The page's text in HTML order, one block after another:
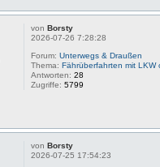
vonBorsty
2026-07-26 7:28:28
Forum:Unterwegs & Draußen
Thema:Fährüberfahrten mit LKW
Antworten:28
Zugriffe:5799
vonBorsty
2026-07-25 17:54:23